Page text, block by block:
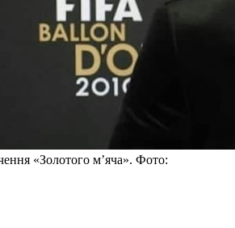
«Золотого м’яча». Фото: